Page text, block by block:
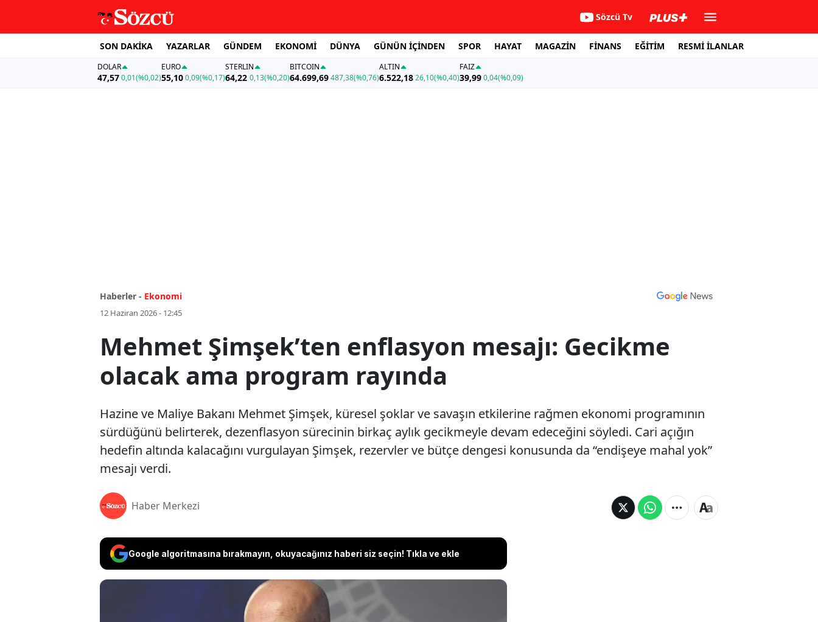
Sözcü Tv
SON DAKİKA YAZARLAR GÜNDEM EKONOMİ DÜNYA GÜNÜN İÇİNDEN SPOR HAYAT MAGAZİN FİNANS EĞİTİM RESMİ İLANLAR
DOLAR
47,570,01(%0,02)
EURO
55,10 0,09(%0,17)
STERLIN
64,22 0,13(%0,20)
BITCOIN
64.699,69487,38(%0,76)
ALTIN
6.522,1826,10(%0,40)
FAİZ
39,990,04(%0,09)
Haberler - Ekonomi
12 Haziran 2026 - 12:45
Mehmet Şimşek’ten enflasyon mesajı: Gecikme
olacak ama program rayında
Hazine ve Maliye Bakanı Mehmet Şimşek, küresel şoklar ve savaşın etkilerine rağmen ekonomi programının
sürdüğünü belirterek, dezenflasyon sürecinin birkaç aylık gecikmeyle devam edeceğini söyledi. Cari açığın
hedefin altında kalacağını vurgulayan Şimşek, rezervler ve bütçe dengesi konusunda da “endişeye mahal yok”
mesajı verdi.
Haber Merkezi
Google algoritmasına bırakmayın, okuyacağınız haberi siz seçin! Tıkla ve ekle